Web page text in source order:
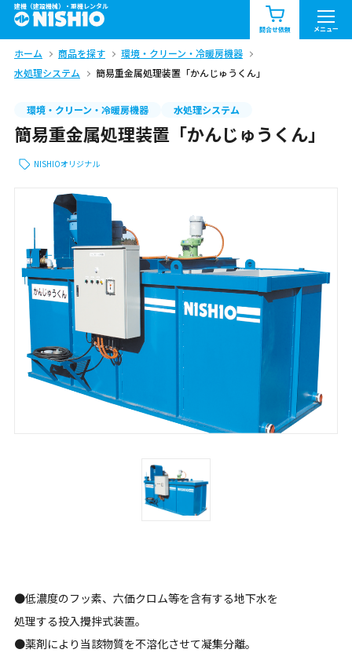
建機（建設機械）・重機レンタル
問合せ依頼 メニュー
商品一覧 お知らせ一覧
問合せ依頼リスト お問合せ
北海道 東北 関東
九州・沖縄（外部）
ホーム 商品を探す
環境・クリーン・冷暖房機器
水処理システム
簡易重金属処理装置「かんじゅうくん」
環境・クリーン・冷暖房機器 水処理システム
簡易重金属処理装置「かんじゅうくん」
NISHIOオリジナル
●低濃度のフッ素、六価クロム等を含有する地下水を
処理する投入攪拌式装置。
●薬剤により当該物質を不溶化させて凝集分離。